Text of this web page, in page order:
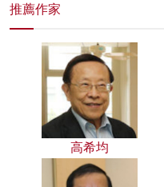
推薦作家
高希均